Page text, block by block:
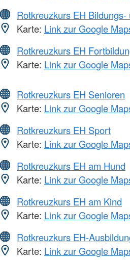
Rotkreuzkurs EH Bildungs-
Karte: Link zur Google
Rotkreuzkurs EH
Karte: Link zur Google
Rotkreuzkurs EH Senioren
Karte: Link zur Google
Rotkreuzkurs EH Sport
Karte: Link zur Google
Rotkreuzkurs EH am Hund
Karte: Link zur Google
Rotkreuzkurs EH am Kind
Karte: Link zur Google
Rotkreuzkurs EH-
Karte: Link zur Google